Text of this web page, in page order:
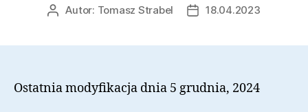
AutorAutor: Tomasz Strabel
Data18.04.2023
Ostatnia modyfikacja dnia 5 grudnia, 2024